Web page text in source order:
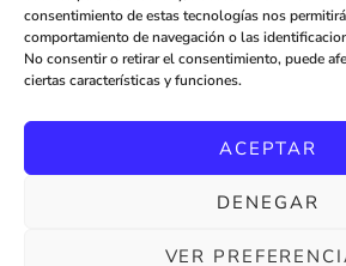
consentimiento de estas tecnologías nos
comportamiento de navegación o las
No consentir o retirar el consentimiento, puede
ciertas características y funciones.
ACEPTAR
DENEGAR
VER
© 2026 - AMILCAR LATINO MAGAZINE by
- Web - Editorial - Relaciones Públicas:
VIAJAR – VIAJES A PRECIOS DE CLUB
30